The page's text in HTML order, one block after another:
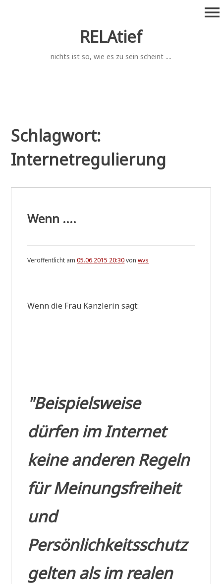
RELAtief
nichts ist so, wie es zu sein scheint ....
menu
Schlagwort:
Internetregulierung
Wenn ....
Veröffentlicht am05.06.2015 20:30vonwvs
Wenn die Frau Kanz­le­rin sagt:
"Beispielsweise
dürfen im Internet
keine anderen Regeln
für Meinungsfreiheit
und
Persönlichkeitsschutz
gelten als im realen